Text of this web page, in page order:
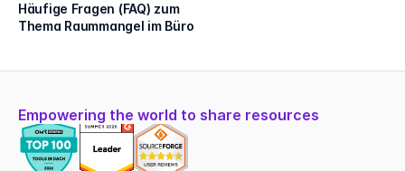
Häufige Fragen (FAQ) zum
Thema Raummangel im Büro
Empowering the world to share resources